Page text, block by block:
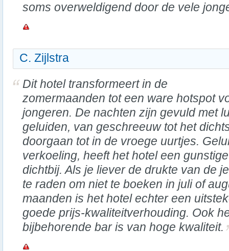
soms overweldigend door de vele
C. Zijlstra
Dit hotel transformeert in de
zomermaanden tot een ware hotspot
jongeren. De nachten zijn gevuld met
geluiden, van geschreeuw tot het
doorgaan tot in de vroege uurtjes.
verkoeling, heeft het hotel een
dichtbij. Als je liever de drukte van de
te raden om niet te boeken in juli of
maanden is het hotel echter een
goede prijs-kwaliteitverhouding. Ook
bijbehorende bar is van hoge kwaliteit.